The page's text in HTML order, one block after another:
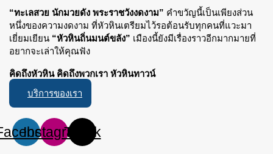
“ทะเลสวย นักมวยดัง พระราชวังงดงาม” คำขวัญนี้เป็นเพียงส่วน
หนึ่งของความงดงาม ที่หัวหินเตรียมไว้รอต้อนรับทุกคนที่แวะมา
เยี่ยมเยียน “หัวหินถิ่นมนต์ขลัง” เมืองนี้ยังมีเรื่องราวอีกมากมายที่
อยากจะเล่าให้คุณฟัง
คิดถึงหัวหิน คิดถึงพวกเรา หัวหินทาวน์
บริการของเรา
InstagramTiktok